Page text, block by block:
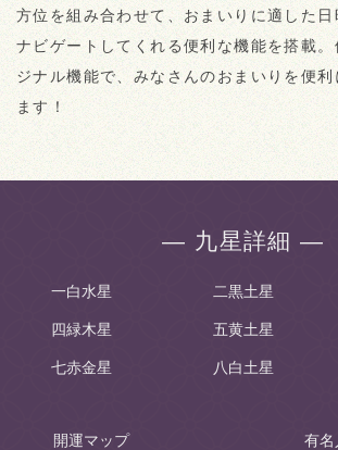
方位を組み合わせて、おまいりに適した
ナビゲートしてくれる便利な機能を搭載。
ジナル機能で、みなさんのおまいりを便利
ます！
― 九星詳細 ―
一白水星 二黒土星
四緑木星 五黄土星
七赤金星 八白土星
開運マップ 有名